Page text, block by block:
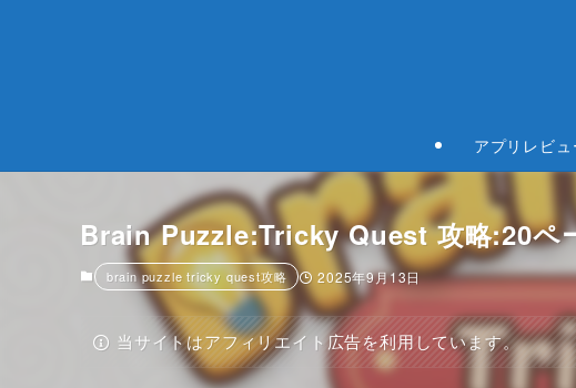
アプリレビ
Brain Puzzle:Tricky Quest 攻略:20ペ
brain puzzle tricky quest攻略 2025年9月13日
当サイトはアフィリエイト広告を利用しています。